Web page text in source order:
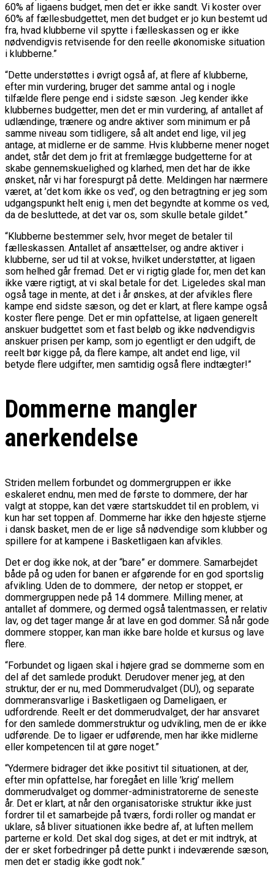
60% af ligaens budget, men det er ikke sandt. Vi koster over
60% af fællesbudgettet, men det budget er jo kun bestemt ud
fra, hvad klubberne vil spytte i fælleskassen og er ikke
nødvendigvis retvisende for den reelle økonomiske situation
i klubberne.”
“Dette understøttes i øvrigt også af, at flere af klubberne,
efter min vurdering, bruger det samme antal og i nogle
tilfælde flere penge end i sidste sæson. Jeg kender ikke
klubbernes budgetter, men det er min vurdering, af antallet af
udlændinge, trænere og andre aktiver som minimum er på
samme niveau som tidligere, så alt andet end lige, vil jeg
antage, at midlerne er de samme. Hvis klubberne mener noget
andet, står det dem jo frit at fremlægge budgetterne for at
skabe gennemskuelighed og klarhed, men det har de ikke
ønsket, når vi har forespurgt på dette. Meldingen har nærmere
været, at ’det kom ikke os ved’, og den betragtning er jeg som
udgangspunkt helt enig i, men det begyndte at komme os ved,
da de besluttede, at det var os, som skulle betale gildet.”
“Klubberne bestemmer selv, hvor meget de betaler til
fælleskassen. Antallet af ansættelser, og andre aktiver i
klubberne, ser ud til at vokse, hvilket understøtter, at ligaen
som helhed går fremad. Det er vi rigtig glade for, men det kan
ikke være rigtigt, at vi skal betale for det. Ligeledes skal man
også tage in mente, at det i år ønskes, at der afvikles flere
kampe end sidste sæson, og det er klart, at flere kampe også
koster flere penge. Det er min opfattelse, at ligaen generelt
anskuer budgettet som et fast beløb og ikke nødvendigvis
anskuer prisen per kamp, som jo egentligt er den udgift, de
reelt bør kigge på, da flere kampe, alt andet end lige, vil
betyde flere udgifter, men samtidig også flere indtægter!”
Dommerne mangler
anerkendelse
Striden mellem forbundet og dommergruppen er ikke
eskaleret endnu, men med de første to dommere, der har
valgt at stoppe, kan det være startskuddet til en problem, vi
kun har set toppen af. Dommerne har ikke den højeste stjerne
i dansk basket, men de er lige så nødvendige som klubber og
spillere for at kampene i Basketligaen kan afvikles.
Det er dog ikke nok, at der “bare” er dommere. Samarbejdet
både på og uden for banen er afgørende for en god sportslig
afvikling. Uden de to dommere, der netop er stoppet, er
dommergruppen nede på 14 dommere. Milling mener, at
antallet af dommere, og dermed også talentmassen, er relativ
lav, og det tager mange år at lave en god dommer. Så når gode
dommere stopper, kan man ikke bare holde et kursus og lave
flere.
“Forbundet og ligaen skal i højere grad se dommerne som en
del af det samlede produkt. Derudover mener jeg, at den
struktur, der er nu, med Dommerudvalget (DU), og separate
dommeransvarlige i Basketligaen og Dameligaen, er
udfordrende. Reelt er det dommerudvalget, der har ansvaret
for den samlede dommerstruktur og udvikling, men de er ikke
udførende. De to ligaer er udførende, men har ikke midlerne
eller kompetencen til at gøre noget.”
“Ydermere bidrager det ikke positivt til situationen, at der,
efter min opfattelse, har foregået en lille ’krig’ mellem
dommerudvalget og dommer-administratorerne de seneste
år. Det er klart, at når den organisatoriske struktur ikke just
fordrer til et samarbejde på tværs, fordi roller og mandat er
uklare, så bliver situationen ikke bedre af, at luften mellem
parterne er kold. Det skal dog siges, at det er mit indtryk, at
der er sket forbedringer på dette punkt i indeværende sæson,
men det er stadig ikke godt nok.”